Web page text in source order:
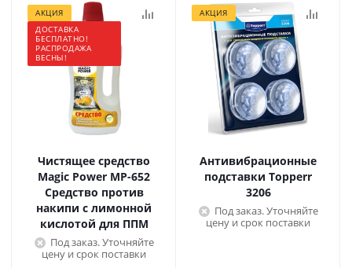
АКЦИЯ
ДОСТАВКА
БЕСПЛАТНО!
РАСПРОДАЖА
ВЕСНЫ!
Чистящее средство
Magic Power МР-652
Средство против
накипи с лимонной
кислотой для ППМ
Под заказ. Уточняйте
цену и срок поставки
АКЦИЯ
Антивибрационные
подставки Topperr
3206
Под заказ. Уточняйте
цену и срок поставки